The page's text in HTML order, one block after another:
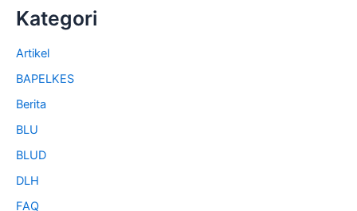
Kategori
Artikel
BAPELKES
Berita
BLU
BLUD
DLH
FAQ